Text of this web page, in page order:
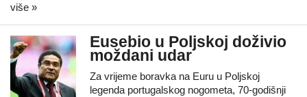
više »
Eusebio u Poljskoj doživio
moždani udar
Za vrijeme boravka na Euru u Poljskoj
legenda portugalskog nogometa, 70-godišnji